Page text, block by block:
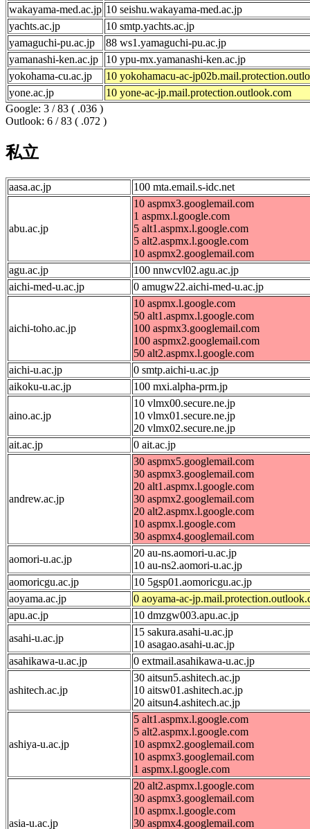
wakayama-med.ac.jp 10 seishu.wakayama-med.ac.jp
yachts.ac.jp
10 smtp.yachts.ac.jp
yamaguchi-pu.ac.jp
88 ws1.yamaguchi-pu.ac.jp
yamanashi-ken.ac.jp
10 ypu-mx.yamanashi-ken.ac.jp
yokohama-cu.ac.jp
10 yokohamacu-ac-
yone.ac.jp
10 yone-ac-jp.mail.protection.outlook.com
Google: 3 / 83 ( .036 )
Outlook: 6 / 83 ( .072 )
私立
aasa.ac.jp 100 mta.email.s-idc.net
abu.ac.jp
10 aspmx3.googlemail.com
1 aspmx.l.google.com
5 alt1.aspmx.l.google.com
5 alt2.aspmx.l.google.com
10 aspmx2.googlemail.com
agu.ac.jp
100 nnwcvl02.agu.ac.jp
aichi-med-u.ac.jp
0 amugw22.aichi-med-u.ac.jp
aichi-toho.ac.jp
10 aspmx.l.google.com
50 alt1.aspmx.l.google.com
100 aspmx3.googlemail.com
100 aspmx2.googlemail.com
50 alt2.aspmx.l.google.com
aichi-u.ac.jp
0 smtp.aichi-u.ac.jp
aikoku-u.ac.jp
100 mxi.alpha-prm.jp
aino.ac.jp
10 vlmx00.secure.ne.jp
10 vlmx01.secure.ne.jp
20 vlmx02.secure.ne.jp
ait.ac.jp
0 ait.ac.jp
andrew.ac.jp
30 aspmx5.googlemail.com
30 aspmx3.googlemail.com
20 alt1.aspmx.l.google.com
30 aspmx2.googlemail.com
20 alt2.aspmx.l.google.com
10 aspmx.l.google.com
30 aspmx4.googlemail.com
aomori-u.ac.jp
20 au-ns.aomori-u.ac.jp
10 au-ns2.aomori-u.ac.jp
aomoricgu.ac.jp
10 5gsp01.aomoricgu.ac.jp
aoyama.ac.jp
0 aoyama-ac-
apu.ac.jp
10 dmzgw003.apu.ac.jp
asahi-u.ac.jp
15 sakura.asahi-u.ac.jp
10 asagao.asahi-u.ac.jp
asahikawa-u.ac.jp
0 extmail.asahikawa-u.ac.jp
ashitech.ac.jp
30 aitsun5.ashitech.ac.jp
10 aitsw01.ashitech.ac.jp
20 aitsun4.ashitech.ac.jp
ashiya-u.ac.jp
5 alt1.aspmx.l.google.com
5 alt2.aspmx.l.google.com
10 aspmx2.googlemail.com
10 aspmx3.googlemail.com
1 aspmx.l.google.com
asia-u.ac.jp
20 alt2.aspmx.l.google.com
30 aspmx3.googlemail.com
10 aspmx.l.google.com
30 aspmx4.googlemail.com